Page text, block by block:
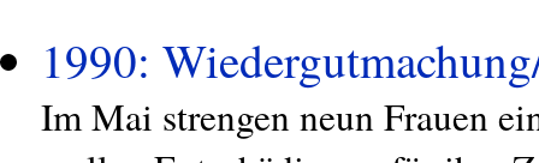
1990:
Im Mai strengen neun Frauen